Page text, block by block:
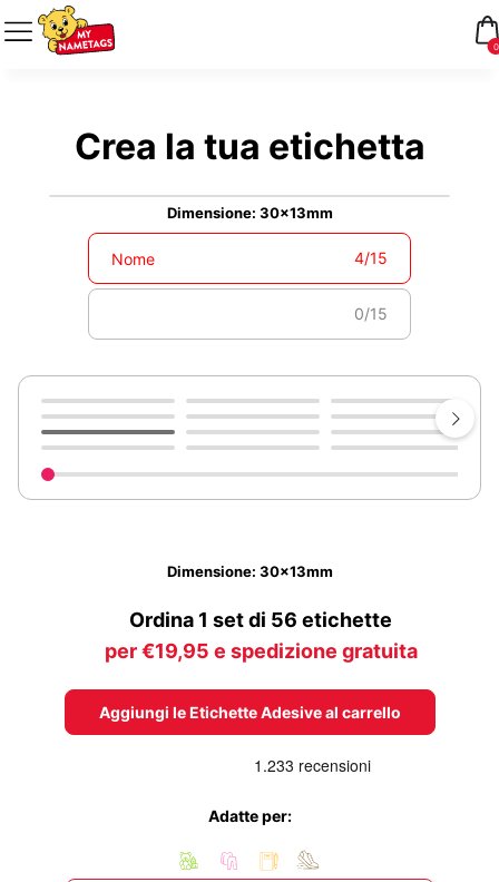
0
Crea la tua etichetta
Dimensione: 30x13mm
4/15
0/15
Dimensione: 30x13mm
Ordina 1 set di 56 etichette
per €19,95 e spedizione gratuita
Aggiungi le Etichette Adesive al carrello
Adatte per: